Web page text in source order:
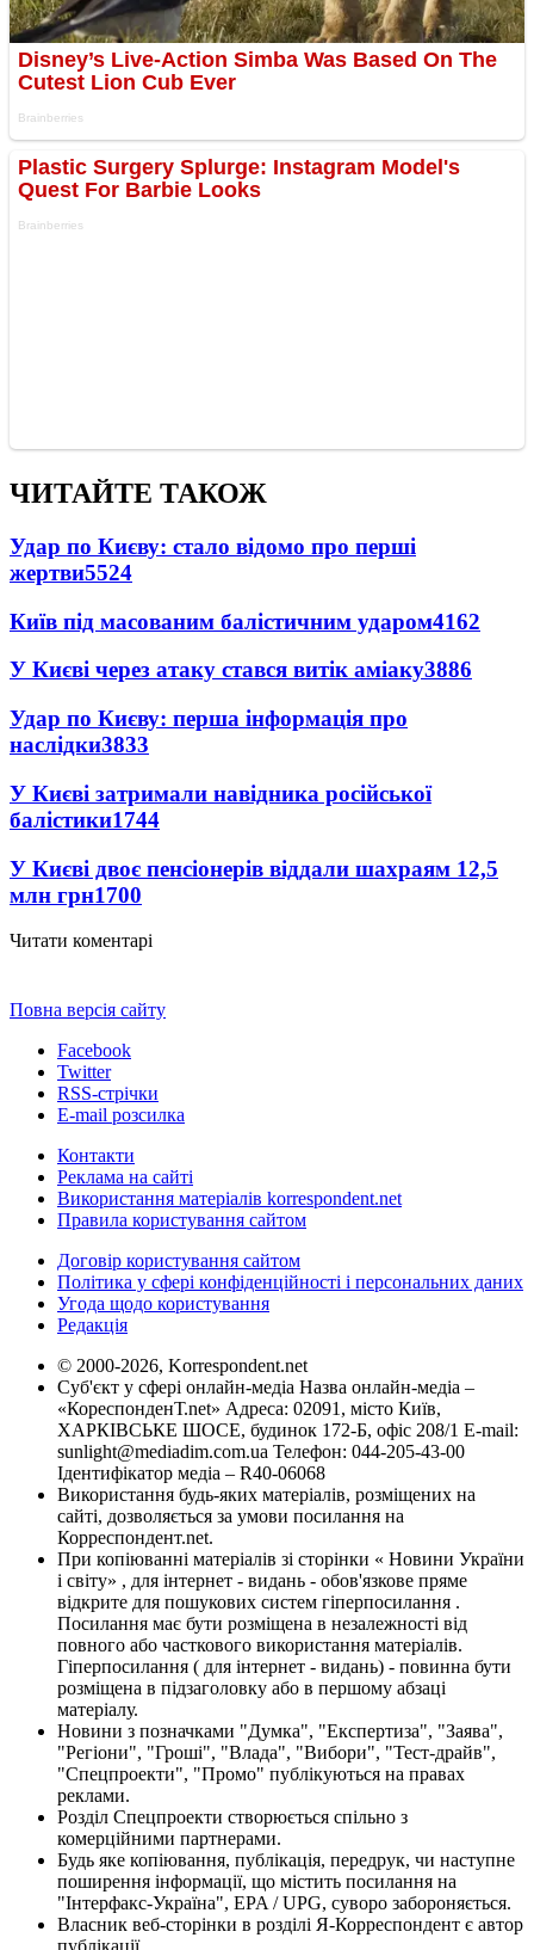
ЧИТАЙТЕ ТАКОЖ
Удар по Києву: стало відомо про перші
жертви5524
Київ під масованим балістичним ударом4162
У Києві через атаку стався витік аміаку3886
Удар по Києву: перша інформація про
наслідки3833
У Києві затримали навідника російської
балістики1744
У Києві двоє пенсіонерів віддали шахраям 12,5
млн грн1700
Читати коментарі
Повна версія сайту
Facebook
Twitter
RSS-стрічки
E-mail розсилка
Контакти
Реклама на сайті
Використання матеріалів korrespondent.net
Правила користування сайтом
Договір користування сайтом
Політика у сфері конфіденційності і персональних даних
Угода щодо користування
Редакція
© 2000-2026, Korrespondent.net
Суб'єкт у сфері онлайн-медіа Назва онлайн-медіа –
«КореспонденТ.net» Адреса: 02091, місто Київ,
ХАРКІВСЬКЕ ШОСЕ, будинок 172-Б, офіс 208/1 E-mail:
sunlight@mediadim.com.ua Телефон: 044-205-43-00
Ідентифікатор медіа – R40-06068
Використання будь-яких матеріалів, розміщених на
сайті, дозволяється за умови посилання на
Корреспондент.net.
При копіюванні матеріалів зі сторінки « Новини України
і світу» , для інтернет - видань - обов'язкове пряме
відкрите для пошукових систем гіперпосилання .
Посилання має бути розміщена в незалежності від
повного або часткового використання матеріалів.
Гіперпосилання ( для інтернет - видань) - повинна бути
розміщена в підзаголовку або в першому абзаці
матеріалу.
Новини з позначками "Думка", "Експертиза", "Заява",
"Регіони", "Гроші", "Влада", "Вибори", "Тест-драйв",
"Спецпроекти", "Промо" публікуються на правах
реклами.
Розділ Спецпроекти створюється спільно з
комерційними партнерами.
Будь яке копіювання, публікація, передрук, чи наступне
поширення інформації, що містить посилання на
"Інтерфакс-Україна", EPA / UPG, суворо забороняється.
Власник веб-сторінки в розділі Я-Корреспондент є автор